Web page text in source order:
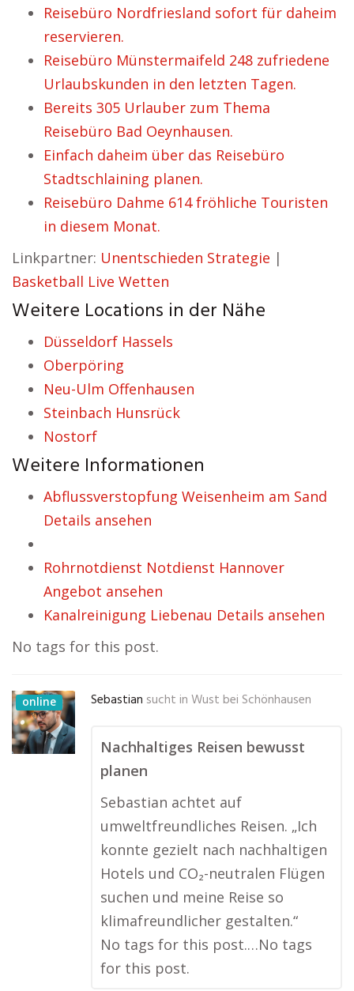
Reisebüro Nordfriesland sofort für daheim
reservieren.
Reisebüro Münstermaifeld 248 zufriedene
Urlaubskunden in den letzten Tagen.
Bereits 305 Urlauber zum Thema
Reisebüro Bad Oeynhausen.
Einfach daheim über das Reisebüro
Stadtschlaining planen.
Reisebüro Dahme 614 fröhliche Touristen
in diesem Monat.
Linkpartner: Unentschieden Strategie |
Basketball Live Wetten
Weitere Locations in der Nähe
Düsseldorf Hassels
Oberpöring
Neu-Ulm Offenhausen
Steinbach Hunsrück
Nostorf
Weitere Informationen
Abflussverstopfung Weisenheim am Sand
Details ansehen
Rohrnotdienst Notdienst Hannover
Angebot ansehen
Kanalreinigung Liebenau Details ansehen
No tags for this post.
online Sebastian sucht in Wust bei Schönhausen
Nachhaltiges Reisen bewusst
planen
Sebastian achtet auf
umweltfreundliches Reisen. „Ich
konnte gezielt nach nachhaltigen
Hotels und CO₂-neutralen Flügen
suchen und meine Reise so
klimafreundlicher gestalten.“
No tags for this post.…No tags
for this post.